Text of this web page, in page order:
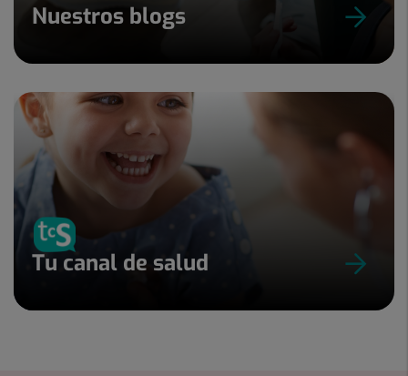
Nuestros blogs
Tu canal de salud